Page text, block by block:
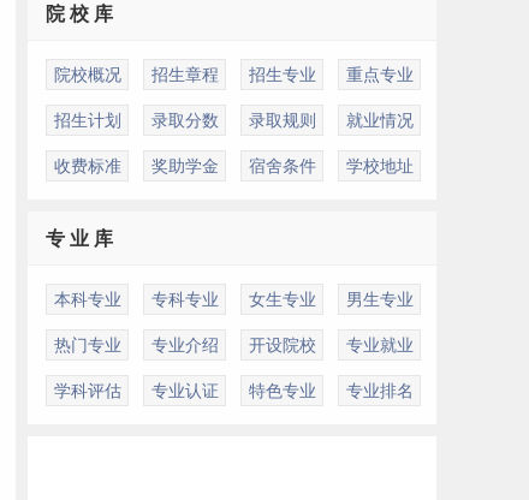
院 校 库
院校概况 招生章程 招生专业 重点专业
招生计划 录取分数 录取规则 就业情况
收费标准 奖助学金 宿舍条件 学校地址
专 业 库
本科专业 专科专业 女生专业 男生专业
热门专业 专业介绍 开设院校 专业就业
学科评估 专业认证 特色专业 专业排名